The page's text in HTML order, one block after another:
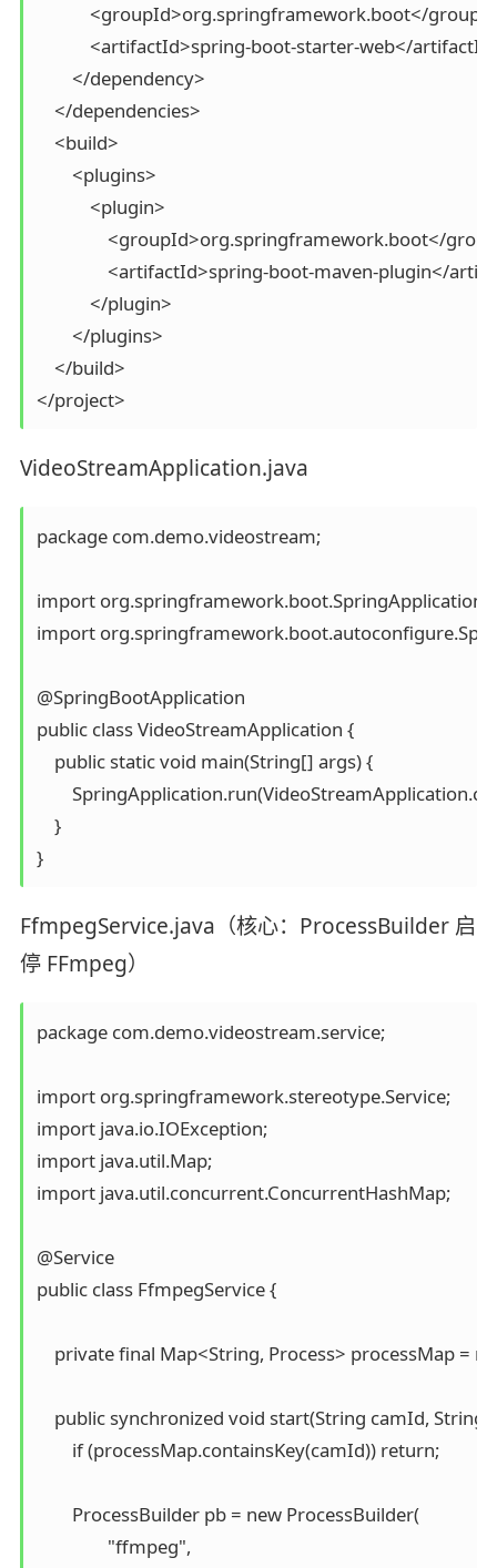
<groupId>org.springframework.boot</
<artifactId>spring-boot-starter-web</
        </dependency>
    </dependencies>
    <build>
        <plugins>
            <plugin>
<groupId>org.springframework.boot</
<artifactId>spring-boot-maven-plugin</
            </plugin>
        </plugins>
    </build>
</project>
VideoStreamApplication.java
package com.demo.videostream;
import org.springframework.boot.SpringApplication;
import
@SpringBootApplication
public class VideoStreamApplication {
    public static void main(String[] args) {
    }
}
FfmpegService.java（核心：ProcessBuilder 启
停 FFmpeg）
package com.demo.videostream.service;
import org.springframework.stereotype.Service;
import java.io.IOException;
import java.util.Map;
import java.util.concurrent.ConcurrentHashMap;
@Service
public class FfmpegService {
private final Map<String, Process> processMap
public synchronized void start(String camId,
        if (processMap.containsKey(camId)) return;
        ProcessBuilder pb = new ProcessBuilder(
                "ffmpeg",